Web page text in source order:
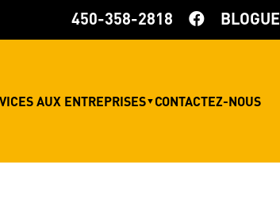
BLOGUE
450-358-2818
AUX ENTREPRISES▼ CONTACTEZ-NOUS